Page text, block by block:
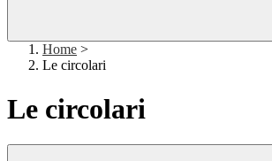
Home >
Le circolari
Le circolari